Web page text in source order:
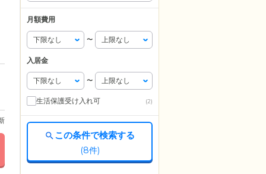
月額費用
〜
入居金
〜
生活保護受け入れ可 (2)
この条件で検索する
(8件)